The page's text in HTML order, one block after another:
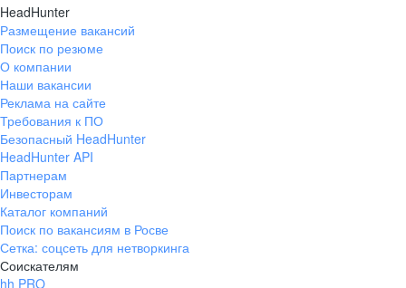
HeadHunter
Размещение вакансий
Поиск по резюме
О компании
Наши вакансии
Реклама на сайте
Требования к ПО
Безопасный HeadHunter
HeadHunter API
Партнерам
Инвесторам
Каталог компаний
Поиск по вакансиям в Росве
Сетка: соцсеть для нетворкинга
Соискателям
hh PRO